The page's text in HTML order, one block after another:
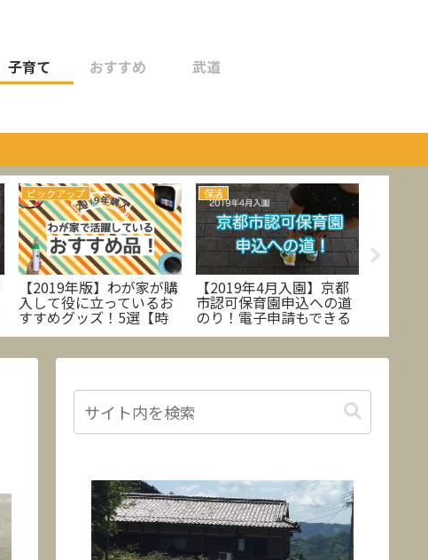
子育て おすすめ 武道
ピックアップ
【2019年版】わが家が購
入して役に立っているお
すすめグッズ！5選【時
短家電・子供用】
保活
【2019年4月入園】京都
市認可保育園申込への道
のり！電子申請もできる
ようになるよ！ 気にな